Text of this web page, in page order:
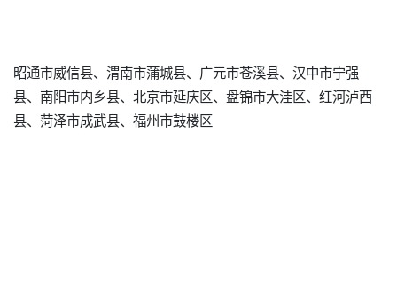
昭通市威信县、渭南市蒲城县、广元市苍溪县、汉中市宁强
县、南阳市内乡县、北京市延庆区、盘锦市大洼区、红河泸西
县、菏泽市成武县、福州市鼓楼区